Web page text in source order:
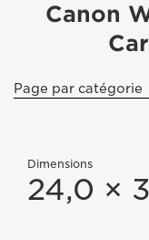
Canon
Page par catégorie
Dimensions
24,0 ×